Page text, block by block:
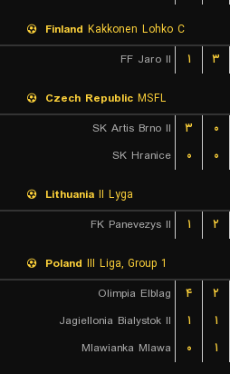
Finland Kakkonen Lohko C
FF Jaro II
۱ ۳
Czech Republic MSFL
SK Artis Brno II
۳ ۰
SK Hranice
۰ ۰
Lithuania II Lyga
FK Panevezys II
۱ ۲
Poland III Liga, Group 1
Olimpia Elblag
۴ ۲
Jagiellonia Bialystok II
۱ ۱
Mlawianka Mlawa
۰ ۱